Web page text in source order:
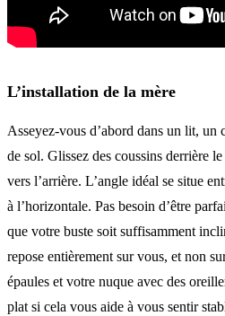
L’installation de la mère
Asseyez-vous d’abord dans un lit, un
de sol. Glissez des coussins derrière
vers l’arrière. L’angle idéal se situe
à l’horizontale. Pas besoin d’être
que votre buste soit suffisamment
repose entièrement sur vous, et non
épaules et votre nuque avec des
plat si cela vous aide à vous sentir